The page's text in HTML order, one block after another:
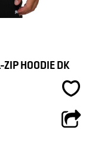
ZIP HOODIE DK